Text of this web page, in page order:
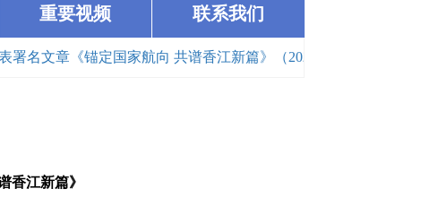
重要视频 联系我们
锚定国家航向 共谱香江新篇》（2026-03-23） · 中共中央政治局委员
香江新篇》